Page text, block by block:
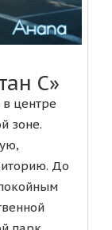
С»
центре
зоне.
До